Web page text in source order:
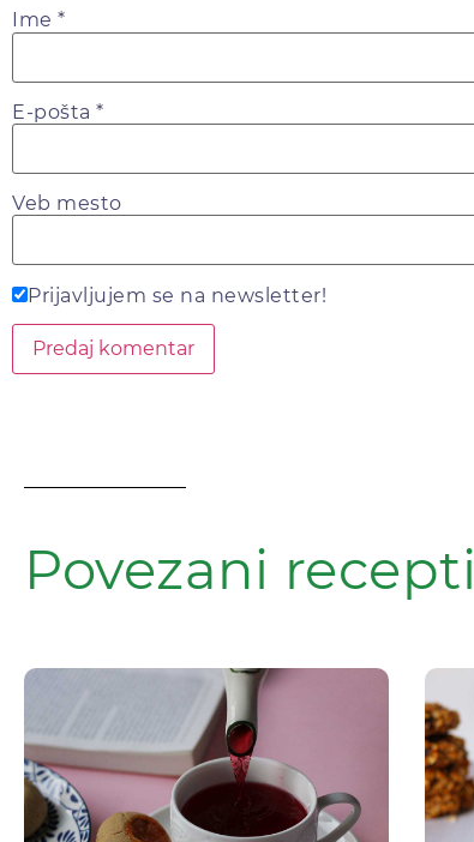
Ime *
E-pošta *
Veb mesto
Prijavljujem se na newsletter!
Povezani recepti